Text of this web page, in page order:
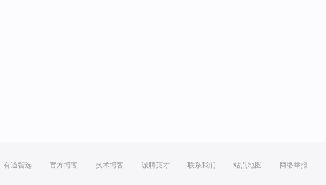
有道智选 官方博客 技术博客 诚聘英才 联系我们 站点地图 网络举报